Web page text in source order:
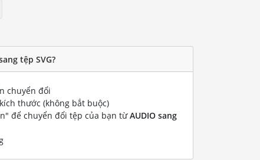
tệp SVG?
chuyển đổi
thước (không bắt buộc)
để chuyển đổi tệp của bạn từAUDIO sang